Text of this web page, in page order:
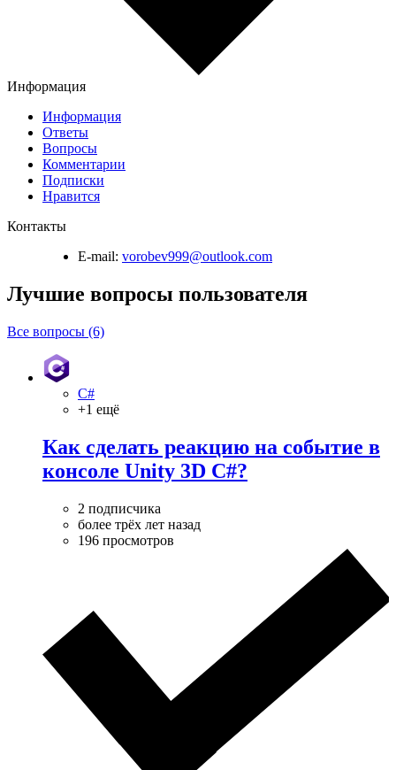
Информация
Информация
Ответы
Вопросы
Комментарии
Подписки
Нравится
Контакты
E-mail: vorobev999@outlook.com
Лучшие вопросы пользователя
Все вопросы (6)
C#
+1 ещё
Как сделать реакцию на событие в
консоле Unity 3D C#?
2 подписчика
более трёх лет назад
196 просмотров